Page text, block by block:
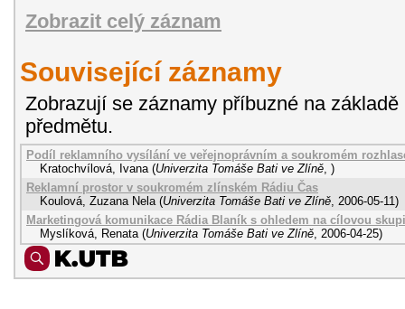
Zobrazit celý záznam
Související záznamy
Zobrazují se záznamy příbuzné na základě
předmětu.
Podíl reklamního vysílání ve veřejnoprávním a soukromém
Kratochvílová, Ivana (Univerzita Tomáše Bati ve Zlíně, )
Reklamní prostor v soukromém zlínském Rádiu Čas
Koulová, Zuzana Nela (Univerzita Tomáše Bati ve Zlíně, 2006-05-11)
Marketingová komunikace Rádia Blaník s ohledem na cílovou
Myslíková, Renata (Univerzita Tomáše Bati ve Zlíně, 2006-04-25)